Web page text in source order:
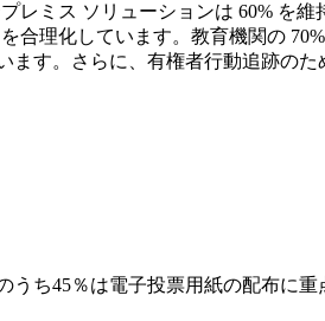
レミス ソリューションは 60% を
合理化しています。教育機関の
す。さらに、有権者行動追跡の
ち45％は電子投票用紙の配布に